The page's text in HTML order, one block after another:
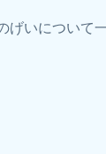
げいについて